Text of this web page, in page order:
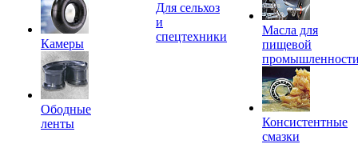
Камеры
Ободные
ленты
Для сельхоз
и
спецтехники
Масла для
пищевой
Консистентные
смазки